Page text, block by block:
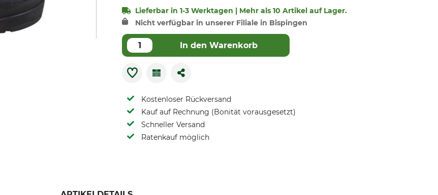
Lieferbar in 1-3 Werktagen | Mehr als 10 Artikel auf Lager.
Nicht verfügbar in unserer Filiale in Bispingen
In den Warenkorb
Kostenloser Rückversand
Kauf auf Rechnung (Bonität vorausgesetzt)
Schneller Versand
Ratenkauf möglich